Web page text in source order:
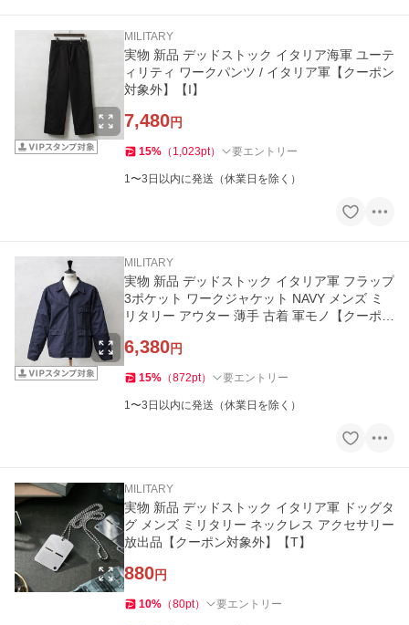
MILITARY
実物 新品 デッドストック イタリア海軍 ユーテ
ィリティ ワークパンツ / イタリア軍【クーポン
対象外】【I】
7,480円
15% （ 1,023pt） 要エントリー
1〜3日以内に発送（休業日を除く）
MILITARY
実物 新品 デッドストック イタリア軍 フラップ
3ポケット ワークジャケット NAVY メンズ ミ
リタリー アウター 薄手 古着 軍モノ【クーポン
6,380円
15% （872pt） 要エントリー
1〜3日以内に発送（休業日を除く）
MILITARY
実物 新品 デッドストック イタリア軍 ドッグタ
グ メンズ ミリタリー ネックレス アクセサリー
放出品【クーポン対象外】【T】
880円
10% （80pt） 要エントリー